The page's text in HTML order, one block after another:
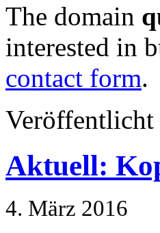
The domain
interested in
contact form.
Veröffentlicht
Aktuell:
4. März 2016